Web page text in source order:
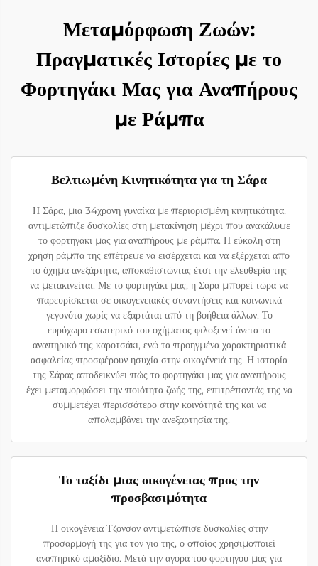
Μεταμόρφωση Ζωών:
Πραγματικές Ιστορίες με το
Φορτηγάκι Μας για Αναπήρους
με Ράμπα
Βελτιωμένη Κινητικότητα για τη Σάρα
Η Σάρα, μια 34χρονη γυναίκα με περιορισμένη κινητικότητα,
αντιμετώπιζε δυσκολίες στη μετακίνηση μέχρι που ανακάλυψε
το φορτηγάκι μας για αναπήρους με ράμπα. Η εύκολη στη
χρήση ράμπα της επέτρεψε να εισέρχεται και να εξέρχεται από
το όχημα ανεξάρτητα, αποκαθιστώντας έτσι την ελευθερία της
να μετακινείται. Με το φορτηγάκι μας, η Σάρα μπορεί τώρα να
παρευρίσκεται σε οικογενειακές συναντήσεις και κοινωνικά
γεγονότα χωρίς να εξαρτάται από τη βοήθεια άλλων. Το
ευρύχωρο εσωτερικό του οχήματος φιλοξενεί άνετα το
αναπηρικό της καροτσάκι, ενώ τα προηγμένα χαρακτηριστικά
ασφαλείας προσφέρουν ησυχία στην οικογένειά της. Η ιστορία
της Σάρας αποδεικνύει πώς το φορτηγάκι μας για αναπήρους
έχει μεταμορφώσει την ποιότητα ζωής της, επιτρέποντάς της να
συμμετέχει περισσότερο στην κοινότητά της και να
απολαμβάνει την ανεξαρτησία της.
Το ταξίδι μιας οικογένειας προς την
προσβασιμότητα
Η οικογένεια Τζόνσον αντιμετώπισε δυσκολίες στην
προσαρμογή της για τον γιο της, ο οποίος χρησιμοποιεί
αναπηρικό αμαξίδιο. Μετά την αγορά του φορτηγού μας για